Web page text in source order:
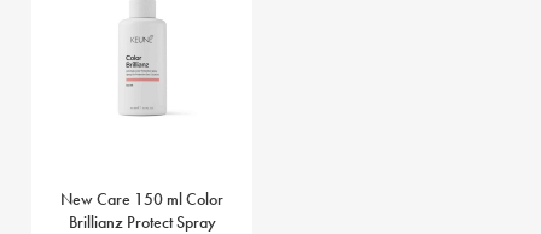
New Care 150 ml Color
Brillianz Protect Spray